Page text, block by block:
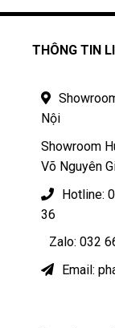
THÔNG TIN
Nội
Showroom
Võ Nguyên
Hotline:
36
Zalo: 032
Email: